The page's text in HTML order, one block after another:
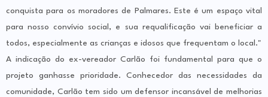
conquista para os moradores de Palmares. Este é um espaço vital
para nosso convívio social, e sua requalificação vai beneficiar a
todos, especialmente as crianças e idosos que frequentam o local."
A indicação do ex-vereador Carlão foi fundamental para que o
projeto ganhasse prioridade. Conhecedor das necessidades da
comunidade, Carlão tem sido um defensor incansável de melhorias